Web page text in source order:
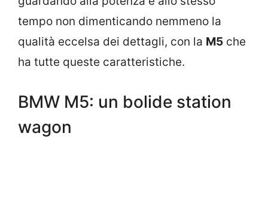
tempo non dimenticando nemmeno la
qualità eccelsa dei dettagli, con la M5 che
ha tutte queste caratteristiche.
BMW M5: un bolide station
wagon